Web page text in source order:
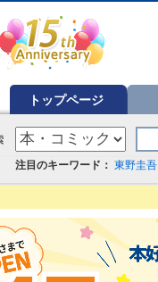
トップページ
注目のキーワード： 東野圭吾